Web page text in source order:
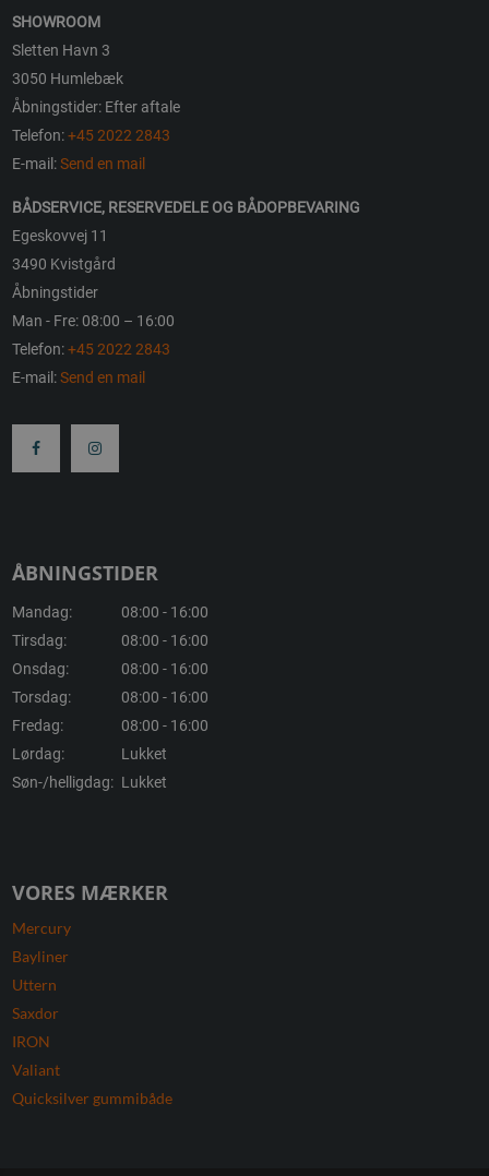
SHOWROOM
Sletten Havn 3
3050 Humlebæk
Åbningstider: Efter aftale
Telefon:+45 2022 2843
E-mail:Send en mail
BÅDSERVICE, RESERVEDELE OG BÅDOPBEVARING
Egeskovvej 11
3490 Kvistgård
Åbningstider
Man - Fre: 08:00 – 16:00
Telefon:+45 2022 2843
E-mail:Send en mail
ÅBNINGSTIDER
Mandag:
08:00 - 16:00
Tirsdag:
08:00 - 16:00
Onsdag:
08:00 - 16:00
Torsdag:
08:00 - 16:00
Fredag:
08:00 - 16:00
Lørdag:
Lukket
Søn-/helligdag: Lukket
VORES MÆRKER
Mercury
Bayliner
Uttern
Saxdor
IRON
Valiant
Quicksilver gummibåde